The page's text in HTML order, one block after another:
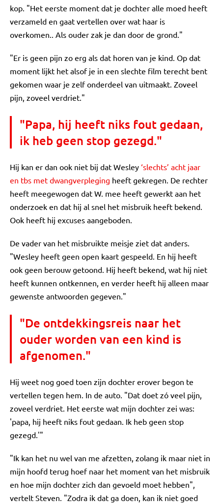
kop. "Het eerste moment dat je dochter alle moed heeft
verzameld en gaat vertellen over wat haar is
overkomen.. Als ouder zak je dan door de grond."
"Er is geen pijn zo erg als dat horen van je kind. Op dat
moment lijkt het alsof je in een slechte film terecht bent
gekomen waar je zelf onderdeel van uitmaakt. Zoveel
pijn, zoveel verdriet."
"Papa, hij heeft niks fout gedaan,
ik heb geen stop gezegd."
Hij kan er dan ook niet bij dat Wesley ‘slechts’ acht jaar
en tbs met dwangverpleging heeft gekregen. De rechter
heeft meegewogen dat W. mee heeft gewerkt aan het
onderzoek en dat hij al snel het misbruik heeft bekend.
Ook heeft hij excuses aangeboden.
De vader van het misbruikte meisje ziet dat anders.
"Wesley heeft geen open kaart gespeeld. En hij heeft
ook geen berouw getoond. Hij heeft bekend, wat hij niet
heeft kunnen ontkennen, en verder heeft hij alleen maar
gewenste antwoorden gegeven."
"De ontdekkingsreis naar het
ouder worden van een kind is
afgenomen."
Hij weet nog goed toen zijn dochter erover begon te
vertellen tegen hem. In de auto. "Dat doet zó veel pijn,
zoveel verdriet. Het eerste wat mijn dochter zei was:
'papa, hij heeft niks fout gedaan. Ik heb geen stop
gezegd.'"
"Ik kan het nu wel van me afzetten, zolang ik maar niet in
mijn hoofd terug hoef naar het moment van het misbruik
en hoe mijn dochter zich dan gevoeld moet hebben",
vertelt Steven. "Zodra ik dat ga doen, kan ik niet goed